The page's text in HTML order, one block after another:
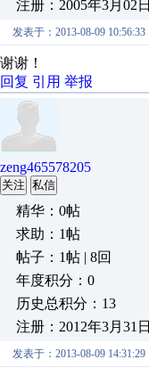
注册：2005年3月02日
发表于：2013-08-09 10:56:33
谢谢！
回复 引用 举报
zeng465578205
关注 私信
精华：0帖
求助：1帖
帖子：1帖 | 8回
年度积分：0
历史总积分：13
注册：2012年3月31日
发表于：2013-08-09 14:31:29